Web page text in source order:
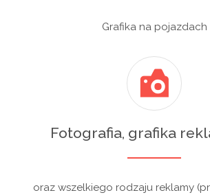
Grafika na pojazdach
Fotografia, grafika
oraz wszelkiego rodzaju reklamy